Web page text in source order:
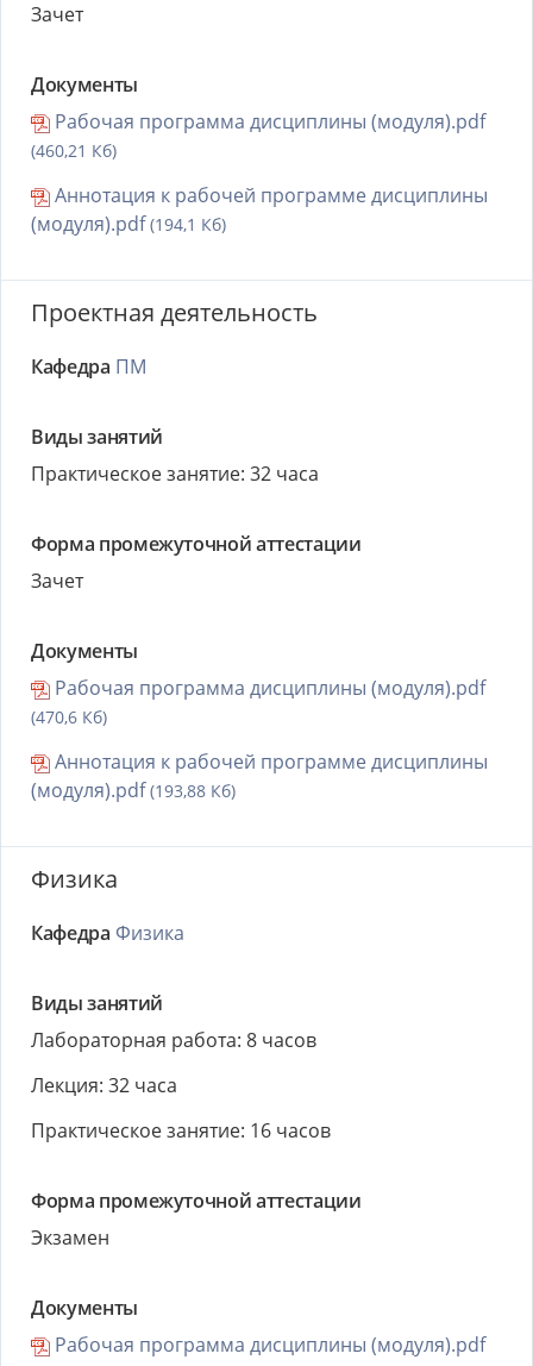
Зачет
Документы
Рабочая программа дисциплины (модуля).pdf
(460,21 Кб)
Аннотация к рабочей программе дисциплины
(модуля).pdf(194,1 Кб)
Проектная деятельность
Кафедра ПМ
Виды занятий
Практическое занятие: 32 часа
Форма промежуточной аттестации
Зачет
Документы
Рабочая программа дисциплины (модуля).pdf
(470,6 Кб)
Аннотация к рабочей программе дисциплины
(модуля).pdf(193,88 Кб)
Физика
Кафедра Физика
Виды занятий
Лабораторная работа: 8 часов
Лекция: 32 часа
Практическое занятие: 16 часов
Форма промежуточной аттестации
Экзамен
Документы
Рабочая программа дисциплины (модуля).pdf